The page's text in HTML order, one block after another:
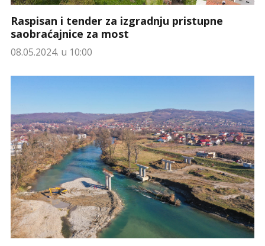
Raspisan i tender za izgradnju pristupne
saobraćajnice za most
08.05.2024. u 10:00